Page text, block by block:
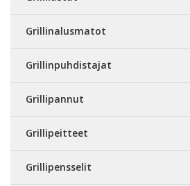
Grillinalusmatot
Grillinpuhdistajat
Grillipannut
Grillipeitteet
Grillipensselit